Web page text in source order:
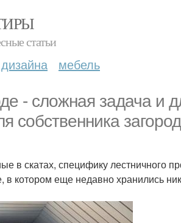
статьи
мебель
- сложная задача и
собственника
в скатах, специфику лестничного
котором еще недавно хранились